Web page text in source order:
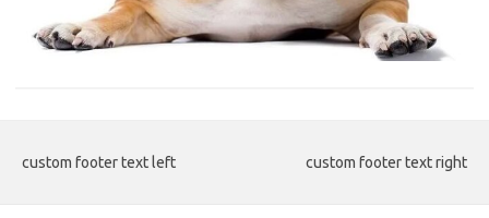
custom footer text left custom footer text right